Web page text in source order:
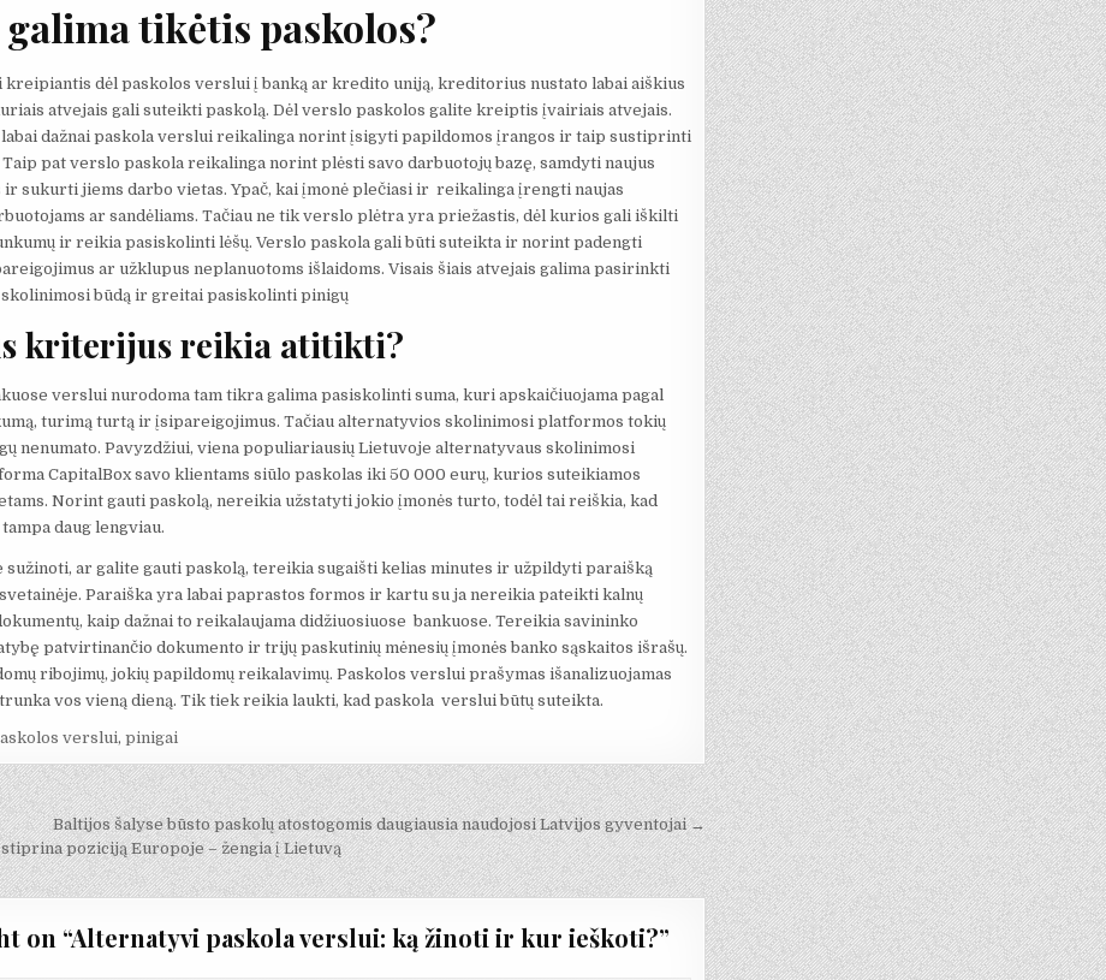
galima tikėtis paskolos?
kreipiantis dėl paskolos verslui į banką ar kredito uniją, kreditorius nustato labai aiškius
atvejais gali suteikti paskolą. Dėl verslo paskolos galite kreiptis įvairiais atvejais.
dažnai paskola verslui reikalinga norint įsigyti papildomos įrangos ir taip sustiprinti
pat verslo paskola reikalinga norint plėsti savo darbuotojų bazę, samdyti naujus
sukurti jiems darbo vietas. Ypač, kai įmonė plečiasi ir reikalinga įrengti naujas
ar sandėliams. Tačiau ne tik verslo plėtra yra priežastis, dėl kurios gali iškilti
ir reikia pasiskolinti lėšų. Verslo paskola gali būti suteikta ir norint padengti
ar užklupus neplanuotoms išlaidoms. Visais šiais atvejais galima pasirinkti
būdą ir greitai pasiskolinti pinigų
kriterijus reikia atitikti?
verslui nurodoma tam tikra galima pasiskolinti suma, kuri apskaičiuojama pagal
turimą turtą ir įsipareigojimus. Tačiau alternatyvios skolinimosi platformos tokių
nenumato. Pavyzdžiui, viena populiariausių Lietuvoje alternatyvaus skolinimosi
CapitalBox savo klientams siūlo paskolas iki 50 000 eurų, kurios suteikiamos
Norint gauti paskolą, nereikia užstatyti jokio įmonės turto, todėl tai reiškia, kad
daug lengviau.
sužinoti, ar galite gauti paskolą, tereikia sugaišti kelias minutes ir užpildyti paraišką
Paraiška yra labai paprastos formos ir kartu su ja nereikia pateikti kalnų
kaip dažnai to reikalaujama didžiuosiuose bankuose. Tereikia savininko
patvirtinančio dokumento ir trijų paskutinių mėnesių įmonės banko sąskaitos išrašų.
ribojimų, jokių papildomų reikalavimų. Paskolos verslui prašymas išanalizuojamas
vos vieną dieną. Tik tiek reikia laukti, kad paskola verslui būtų suteikta.
verslui, pinigai
Baltijos šalyse būsto paskolų atostogomis daugiausia naudojosi Latvijos gyventojai →
poziciją Europoje – žengia į Lietuvą
on “Alternatyvi paskola verslui: ką žinoti ir kur ieškoti?”